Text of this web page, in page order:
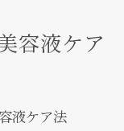
容液ケア
液ケア法